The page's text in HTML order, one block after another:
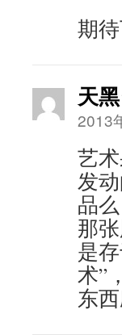
期
天黑
2013
艺
发
品
那
是
术”
东